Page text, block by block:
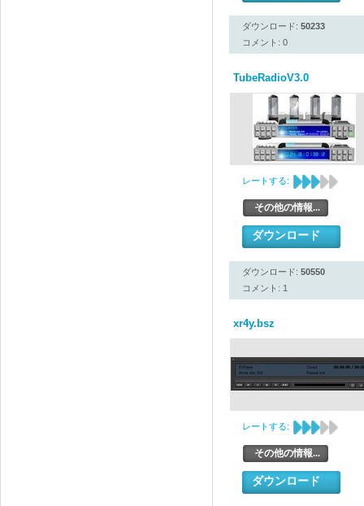
ダウンロード: 50233
コメント: 0
TubeRadioV3.0
レートする:
その他の情報...
ダウンロード
ダウンロード: 50550
コメント: 1
xr4y.bsz
レートする:
その他の情報...
ダウンロード